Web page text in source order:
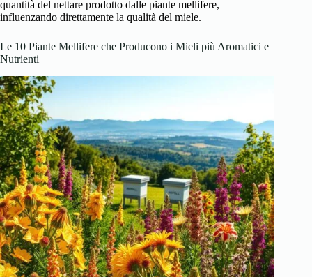
quantità del nettare prodotto dalle piante mellifere,
influenzando direttamente la qualità del miele.
Le 10 Piante Mellifere che Producono i Mieli più Aromatici e
Nutrienti